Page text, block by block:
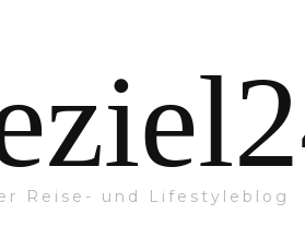
Reise- und Lifestyleblog